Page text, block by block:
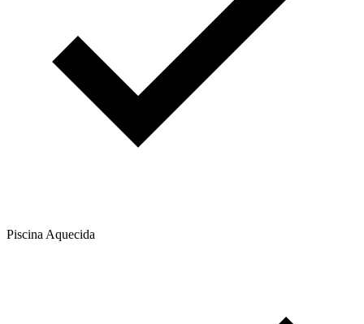
Piscina Aquecida